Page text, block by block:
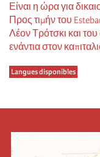
Είναι η ώρα για
Προς τιμήν του
Λέον Τρότσκι και
ενάντια στον
Langues disponibles